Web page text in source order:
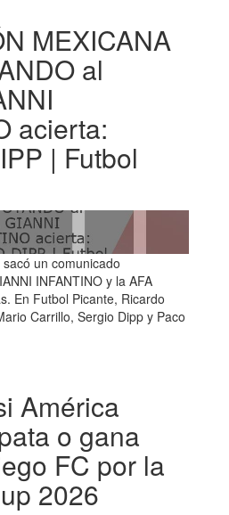
MEXICANA
al
acierta:
| Futbol
un comunicado
INFANTINO y la AFA
En Futbol Picante, Ricardo
Carrillo, Sergio Dipp y Paco
América
o gana
FC por la
2026